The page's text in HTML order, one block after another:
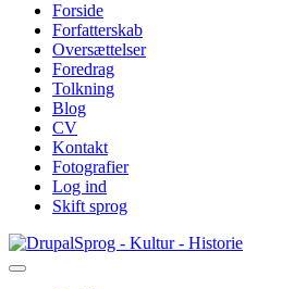
Forside
Forfatterskab
Oversættelser
Foredrag
Tolkning
Blog
CV
Kontakt
Fotografier
Log ind
Skift sprog
Gå
til
Sprog - Kultur - Historie